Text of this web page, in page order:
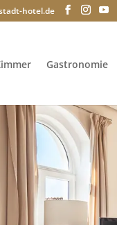
hotel.de
Gastronomie